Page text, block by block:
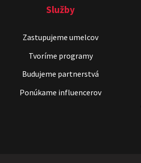
Služby
Zastupujeme umelcov
Tvoríme programy
Budujeme partnerstvá
Ponúkame influencerov